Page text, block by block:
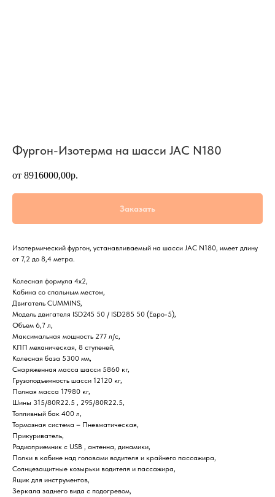
Фургон-Изотерма на шасси JAC N180
от 8916000,00р.
Заказать
Изотермический фургон, устанавливаемый на шасси JAC N180, имеет длину
от 7,2 до 8,4 метра.
Колесная формула 4х2,
Кабина со спальным местом,
Двигатель CUMMINS,
Модель двигателя ISD245 50 / ISD285 50 (Евро-5),
Объем 6,7 л,
Максимальная мощность 277 л/с,
КПП механическая, 8 ступеней,
Колесная база 5300 мм,
Снаряженная масса шасси 5860 кг,
Грузоподъемность шасси 12120 кг,
Полная масса 17980 кг,
Шины 315/80R22.5 , 295/80R22.5,
Топливный бак 400 л,
Тормозная система – Пневматическая,
Прикуриватель,
Радиоприемник c USB , антенна, динамики,
Полки в кабине над головами водителя и крайнего пассажира,
Солнцезащитные козырьки водителя и пассажира,
Ящик для инструментов,
Зеркала заднего вида с подогревом,